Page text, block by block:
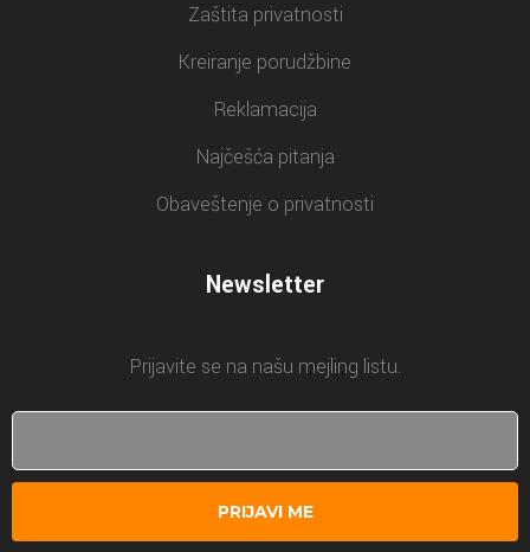
Zaštita privatnosti
Kreiranje porudžbine
Reklamacija
Najčešća pitanja
Obaveštenje o privatnosti
Newsletter
Prijavite se na našu mejling listu.
PRIJAVI ME